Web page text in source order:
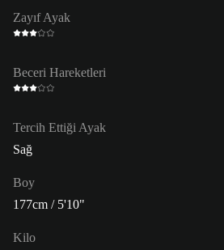
Zayıf Ayak
Beceri Hareketleri
Tercih Ettiği Ayak
Sağ
Boy
177cm / 5'10"
Kilo